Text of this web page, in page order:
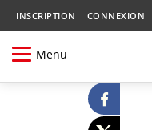
INSCRIPTION CONNEXION
Menu